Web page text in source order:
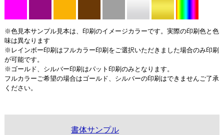
※色見本サンプル見本は、印刷のイメージカラーです。実際の印刷色と色
味は異なります
※レインボー印刷はフルカラー印刷をご選択いただきました場合のみ印刷
が可能です。
※ゴールド、シルバー印刷はパット印刷のみとなります。
フルカラーご希望の場合はゴールド、シルバーの印刷はできませんご了承
ください。
書体サンプル